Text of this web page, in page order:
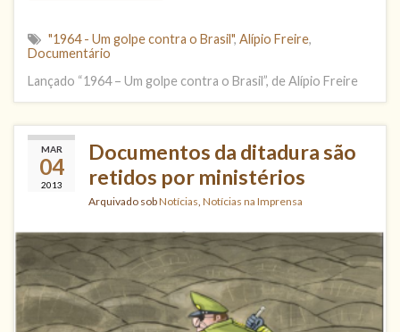
"1964 - Um golpe contra o Brasil", Alípio Freire,
Documentário
Lançado “1964 – Um golpe contra o Brasil”, de Alípio Freire
MAR
04
2013
Documentos da ditadura são
retidos por ministérios
Arquivado sobNotícias Notícias na Imprensa